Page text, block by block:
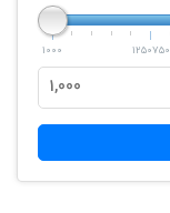
1000 1250750
1,000